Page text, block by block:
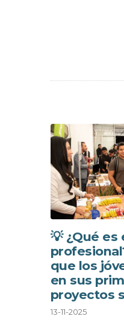
💡 ¿Qué
que los
en sus
proyectos
13-11-2025